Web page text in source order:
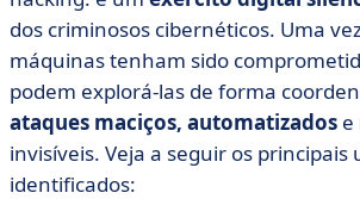
dos criminosos cibernéticos. Uma
máquinas tenham sido
podem explorá-las de forma
ataques maciços, automatizados e
invisíveis. Veja a seguir os principais
identificados: